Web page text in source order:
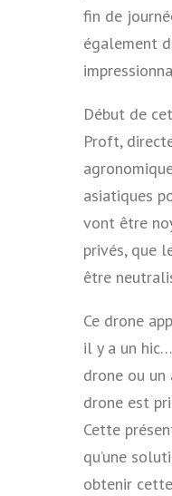
fin de
également
Début de
Proft,
asiatiques
vont être
privés, que
être
Ce drone
il y a un
drone ou un
drone est
Cette
qu’une
obtenir